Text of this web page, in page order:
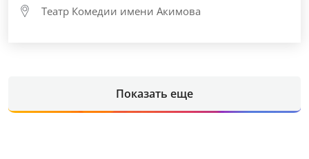
Театр Комедии имени Акимова
Показать еще